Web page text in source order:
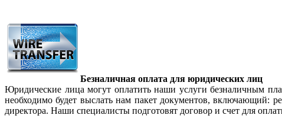
Безналичная оплата для юридических лиц
Юридические лица могут оплатить наши услуги безналичным
необходимо будет выслать нам пакет документов, включающий:
директора. Наши специалисты подготовят договор и счет для